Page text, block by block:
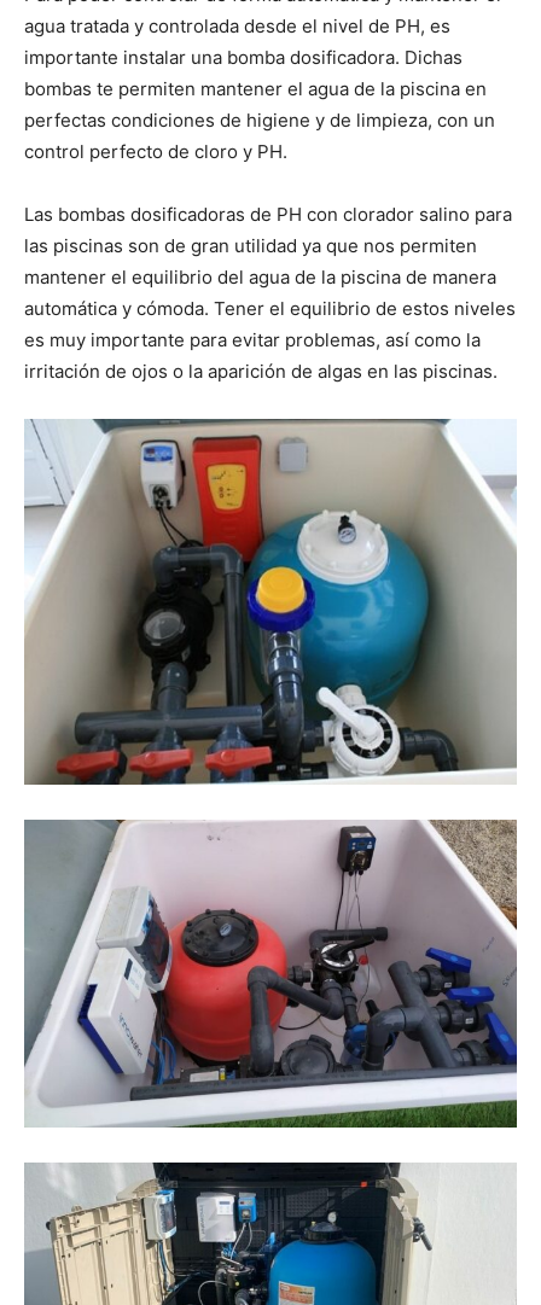
agua tratada y controlada desde el nivel de PH, es
importante instalar una bomba dosificadora. Dichas
bombas te permiten mantener el agua de la piscina en
perfectas condiciones de higiene y de limpieza, con un
control perfecto de cloro y PH.
Las bombas dosificadoras de PH con clorador salino para
las piscinas son de gran utilidad ya que nos permiten
mantener el equilibrio del agua de la piscina de manera
automática y cómoda. Tener el equilibrio de estos niveles
es muy importante para evitar problemas, así como la
irritación de ojos o la aparición de algas en las piscinas.